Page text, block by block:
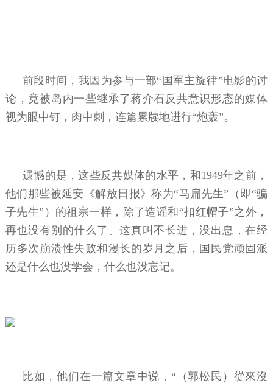
—
前段时间，我因为参与一部“国军主旋律”电影的讨
论，竟被岛内一些继承了蒋介石反共意识形态的媒体
视为眼中钉，肉中刺，连篇累牍地进行“炮轰”。
遗憾的是，这些反共媒体的水平，和1949年之前，
他们那些被延安《解放日报》称为“马扁先生”（即“骗
子先生”）的祖宗一样，除了造谣和“扣红帽子”之外，
再也没有别的什么了。这真叫不长进，没出息，在经
历多次崩溃性失败和漫长的岁月之后，国民党顽固派
还是什么也没学会，什么也没忘记。
比如，他们在一篇文章中说，“（郭松民）從來沒